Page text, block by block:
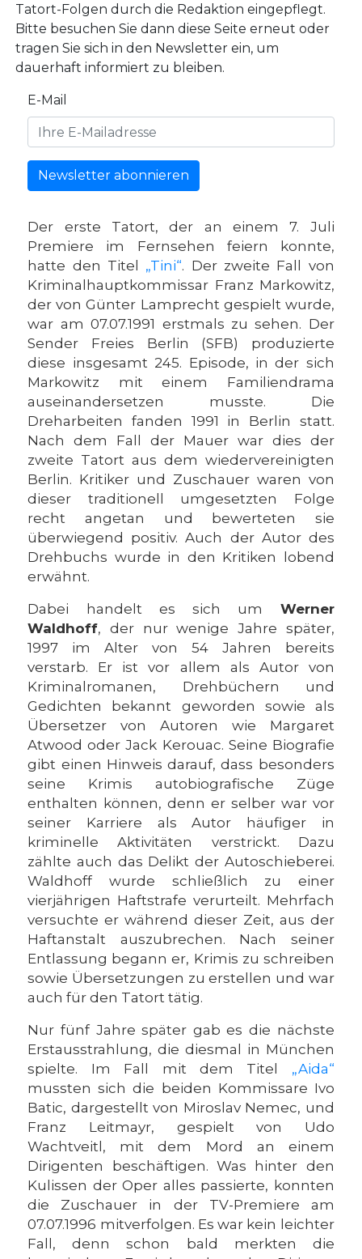
Tatort-Folgen durch die Redaktion eingepflegt.
Bitte besuchen Sie dann diese Seite erneut oder
tragen Sie sich in den Newsletter ein, um
dauerhaft informiert zu bleiben.
E-Mail
Newsletter abonnieren
Der erste Tatort, der an einem 7. Juli
Premiere im Fernsehen feiern konnte,
hatte den Titel „Tini“. Der zweite Fall von
Kriminalhauptkommissar Franz Markowitz,
der von Günter Lamprecht gespielt wurde,
war am 07.07.1991 erstmals zu sehen. Der
Sender Freies Berlin (SFB) produzierte
diese insgesamt 245. Episode, in der sich
Markowitz mit einem Familiendrama
auseinandersetzen musste. Die
Dreharbeiten fanden 1991 in Berlin statt.
Nach dem Fall der Mauer war dies der
zweite Tatort aus dem wiedervereinigten
Berlin. Kritiker und Zuschauer waren von
dieser traditionell umgesetzten Folge
recht angetan und bewerteten sie
überwiegend positiv. Auch der Autor des
Drehbuchs wurde in den Kritiken lobend
erwähnt.
Dabei handelt es sich um Werner
Waldhoff, der nur wenige Jahre später,
1997 im Alter von 54 Jahren bereits
verstarb. Er ist vor allem als Autor von
Kriminalromanen, Drehbüchern und
Gedichten bekannt geworden sowie als
Übersetzer von Autoren wie Margaret
Atwood oder Jack Kerouac. Seine Biografie
gibt einen Hinweis darauf, dass besonders
seine Krimis autobiografische Züge
enthalten können, denn er selber war vor
seiner Karriere als Autor häufiger in
kriminelle Aktivitäten verstrickt. Dazu
zählte auch das Delikt der Autoschieberei.
Waldhoff wurde schließlich zu einer
vierjährigen Haftstrafe verurteilt. Mehrfach
versuchte er während dieser Zeit, aus der
Haftanstalt auszubrechen. Nach seiner
Entlassung begann er, Krimis zu schreiben
sowie Übersetzungen zu erstellen und war
auch für den Tatort tätig.
Nur fünf Jahre später gab es die nächste
Erstausstrahlung, die diesmal in München
spielte. Im Fall mit dem Titel „Aida“
mussten sich die beiden Kommissare Ivo
Batic, dargestellt von Miroslav Nemec, und
Franz Leitmayr, gespielt von Udo
Wachtveitl, mit dem Mord an einem
Dirigenten beschäftigen. Was hinter den
Kulissen der Oper alles passierte, konnten
die Zuschauer in der TV-Premiere am
07.07.1996 mitverfolgen. Es war kein leichter
Fall, denn schon bald merkten die